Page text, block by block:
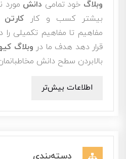
وبلاگ خود تمامی دانش مورد
بیشتر کسب و کار
مفاهیم تا مفاهیم تکمیلی را
قرار دهد هدف ما در وبلاگ
بالابردن سطح دانش
اطلاعات بیش‌تر
دسته‌بندی